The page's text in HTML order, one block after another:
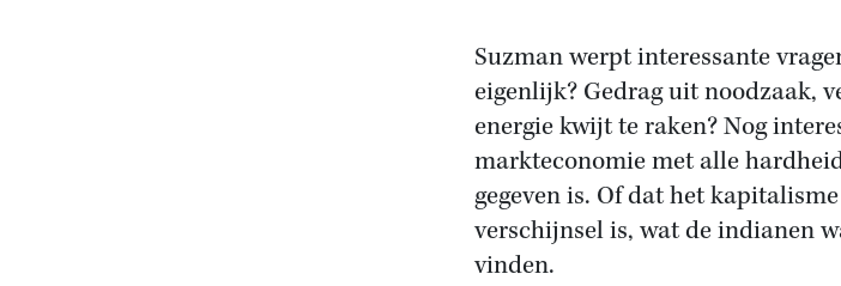
Suzman werpt interessante
eigenlijk? Gedrag uit noodzaak,
energie kwijt te raken? Nog
markteconomie met alle
gegeven is. Of dat het
verschijnsel is, wat de indianen
vinden.